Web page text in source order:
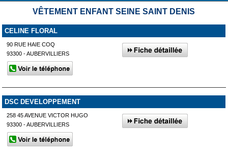
VÊTEMENT ENFANT SEINE SAINT DENIS
CELINE FLORAL
90 RUE HAIE COQ
93300 - AUBERVILLIERS
DSC DEVELOPPEMENT
258 45 AVENUE VICTOR HUGO
93300 - AUBERVILLIERS